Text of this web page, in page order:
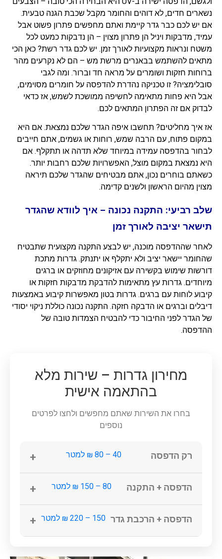
נשארים חדים, לא דוהים והחומר מקבל שכבת הגנה טבעית.
אם יש לכם כבר גדר קיימת ואתם מחפשים פתרון פשוט אבל
עמיד, מדבקות ויניל הן פתרון מצוין – הן נדבקות כמעט לכל
משטח ונראות מקצועיות לאורך זמן. יש לכם גדר רשת? כאן הכי
מתאים להשתמש בבאנרים מרשת מש – הם לא נקרעים מהר
ברוחות חזקות ושומרים על מראה חד וברור. ומה לגבי
סובלימציה? זו טכניקה נהדרת להדפסה על חומרים מסוימים,
אבל היא פחות מתאימה לחשיפה ממושכת לשמש, אז כדאי
לבדוק אם זה הפתרון המתאים לכם.
אז איך מחליטים? תחשבו איפה הגדר שלכם נמצאת. אם היא
במקום פתוח, עם הרבה שמש, רוחות או גשמים, אתם חייבים
לבחור בהדפסה עמידה במיוחד שלא תדהה או תתקלף. אם
היא נמצאת במקום מוצל, האפשרויות שלכם רחבות יותר.
כשאתם בוחרים נכון, אתם מבטיחים שהגדר שלכם תיראה
מצוין מהיום הראשון ולשנים קדימה.
שלב רביעי: התקנה נכונה – איך לוודא שהגדר
תישאר יציבה לאורך זמן
לאחר שההדפסה מוכנה, יש לבצע התקנה מקצועית שתבטיח
שהחומר יישאר יציב ולא יתקלף או יתנתק. גדרות מתכת
דורשות שימוש בקשירה עם אזיקונים מחוזקים או ברגים
מיוחדים. גדרות עץ מתאימות להדבקת מדבקות חזקות או
קיבוע לוחות עם ברגים. גדרות בטון מאפשרות קיבוע באמצעות
דיבלים וברגים או הדבקה חזקה. התקנה נכונה כוללת ניקוי יסודי
של הגדר לפני החיבור כדי להבטיח הצמדות טובה של
ההדפסה.
מחירון גדרות – שירות מלא
בהתאמה אישית
בחרו את השירות שאתם מחפשים ולחצו לפרטים
נוספים
רק הדפסה 40 – 80 ₪ למטר +
הדפסה + התקנה 80 – 150 ₪ למטר +
הדפסה + הרכבת גדר 150 – 220 ₪ למטר +